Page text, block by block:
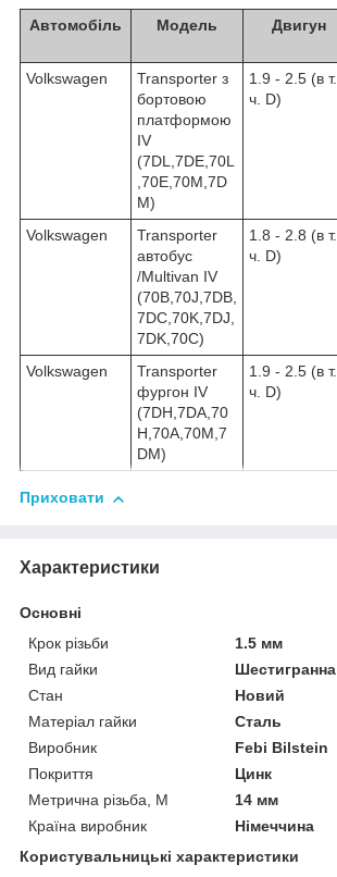
Автомобіль Модель Двигун
Volkswagen
Transporter з
бортовою
платформою
IV
(7DL,7DE,70L
,70E,70M,7D
M)
1.9 - 2.5 (в т.
ч. D)
Volkswagen
Transporter
автобус
/Multivan IV
(70B,70J,7DB,
7DC,70K,7DJ,
7DK,70C)
1.8 - 2.8 (в т.
ч. D)
Volkswagen
Transporter
фургон IV
(7DH,7DA,70
H,70A,70M,7
DM)
1.9 - 2.5 (в т.
ч. D)
Приховати
Характеристики
Основні
Крок різьби
1.5 мм
Вид гайки
Шестигранна
Стан
Новий
Матеріал гайки
Сталь
Виробник
Febi Bilstein
Покриття
Цинк
Метрична різьба, М
14 мм
Країна виробник
Німеччина
Користувальницькі характеристики